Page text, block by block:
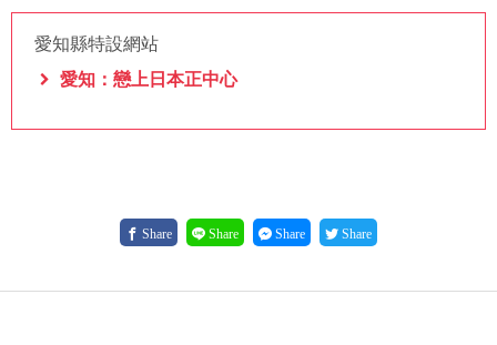
愛知縣特設網站
愛知：戀上日本正中心
Share Share Share Share